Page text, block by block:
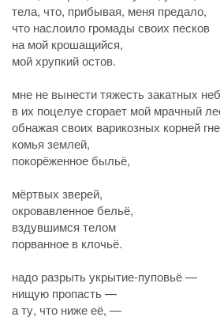
тела, что, прибывая, меня предало,
что наслоило громады своих песков
на мой крошащийся,
мой хрупкий остов.
мне не вынести тяжесть закатных
в их поцелуе сгорает мой мрачный
обнажая своих варикозных корней
комья землей,
покорёженное быльё,
мёртвых зверей,
окровавленное бельё,
вздувшимся телом
порванное в клочьё.
надо разрыть укрытие-пуповьё —
нищую пропасть —
а ту, что ниже её, —